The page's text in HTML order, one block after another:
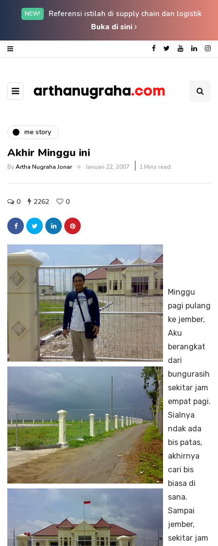
NEW!
Referensi istilah di supply chain dan logistik
Buka di sini
me story
Akhir Minggu ini
ByArtha Nugraha Jonar Januari 22, 2007 1 Mins read
0 2262 0
Minggu
pagi pulang
ke jember,
Aku
berangkat
dari
bungurasih
sekitar jam
empat pagi.
Sialnya
ndak ada
bis patas,
akhirnya
cari bis
biasa di
sana.
Sampai
jember,
sekitar jam